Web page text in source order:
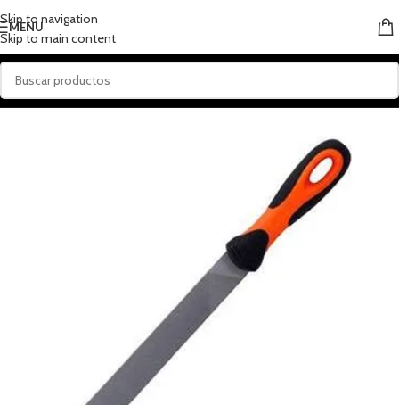
Skip to navigation
Skip to main content
MENU